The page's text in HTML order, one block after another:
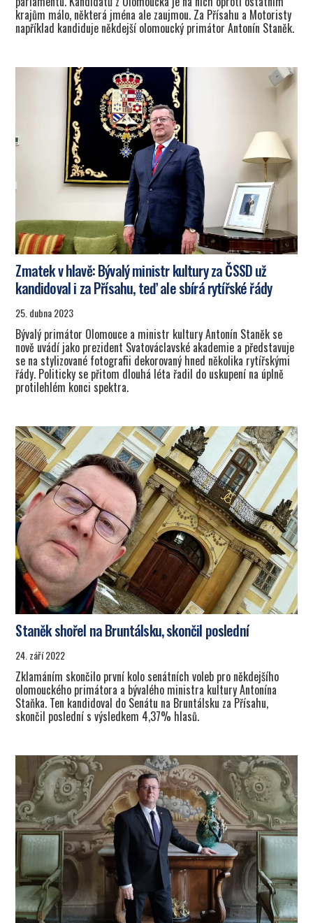
krajům málo, některá jména ale zaujmou. Za Přísahu a Motoristy
například kandiduje někdejší olomoucký primátor Antonín Staněk.
Zmatek v hlavě: Bývalý ministr kultury za ČSSD už
kandidoval i za Přísahu, teď ale sbírá rytířské řády
25. dubna 2023
Bývalý primátor Olomouce a ministr kultury Antonín Staněk se
nově uvádí jako prezident Svatováclavské akademie a představuje
se na stylizované fotografii dekorovaný hned několika rytířskými
řády. Politicky se přitom dlouhá léta řadil do uskupení na úplně
protilehlém konci spektra.
Staněk shořel na Bruntálsku, skončil poslední
24. září 2022
Zklamáním skončilo první kolo senátních voleb pro někdejšího
olomouckého primátora a bývalého ministra kultury Antonína
Staňka. Ten kandidoval do Senátu na Bruntálsku za Přísahu,
skončil poslední s výsledkem 4,37% hlasů.